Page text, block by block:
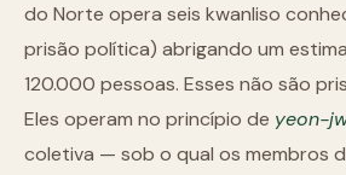
do Norte opera seis kwanliso
prisão política) abrigando um
120.000 pessoas. Esses não são
Eles operam no princípio de yeon-
coletiva — sob o qual os membros